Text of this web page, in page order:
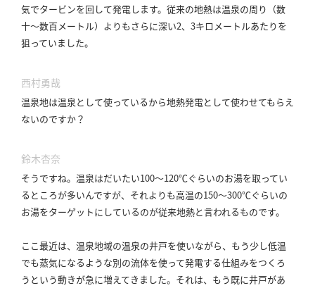
気でタービンを回して発電します。 従来の地熱は温泉の周り（数
十～数百メートル）よりもさらに深い2、3キロメートルあたりを
狙っていました。
西村勇哉
温泉地は温泉として使っているから地熱発電として使わせてもらえ
ないのですか？
鈴木杏奈
そうですね。 温泉はだいたい100～120℃ぐらいのお湯を取ってい
るところが多いんですが、それよりも高温の150～300℃ぐらいの
お湯をターゲットにしているのが従来地熱と言われるものです。
ここ最近は、温泉地域の温泉の井戸を使いながら、もう少し低温
でも蒸気になるような別の流体を使って発電する仕組みをつくろ
うという動きが急に増えてきました。 それは、もう既に井戸があ